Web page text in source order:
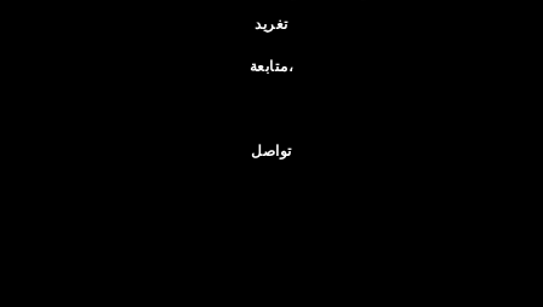
تغريد
متابعة،
تواصل